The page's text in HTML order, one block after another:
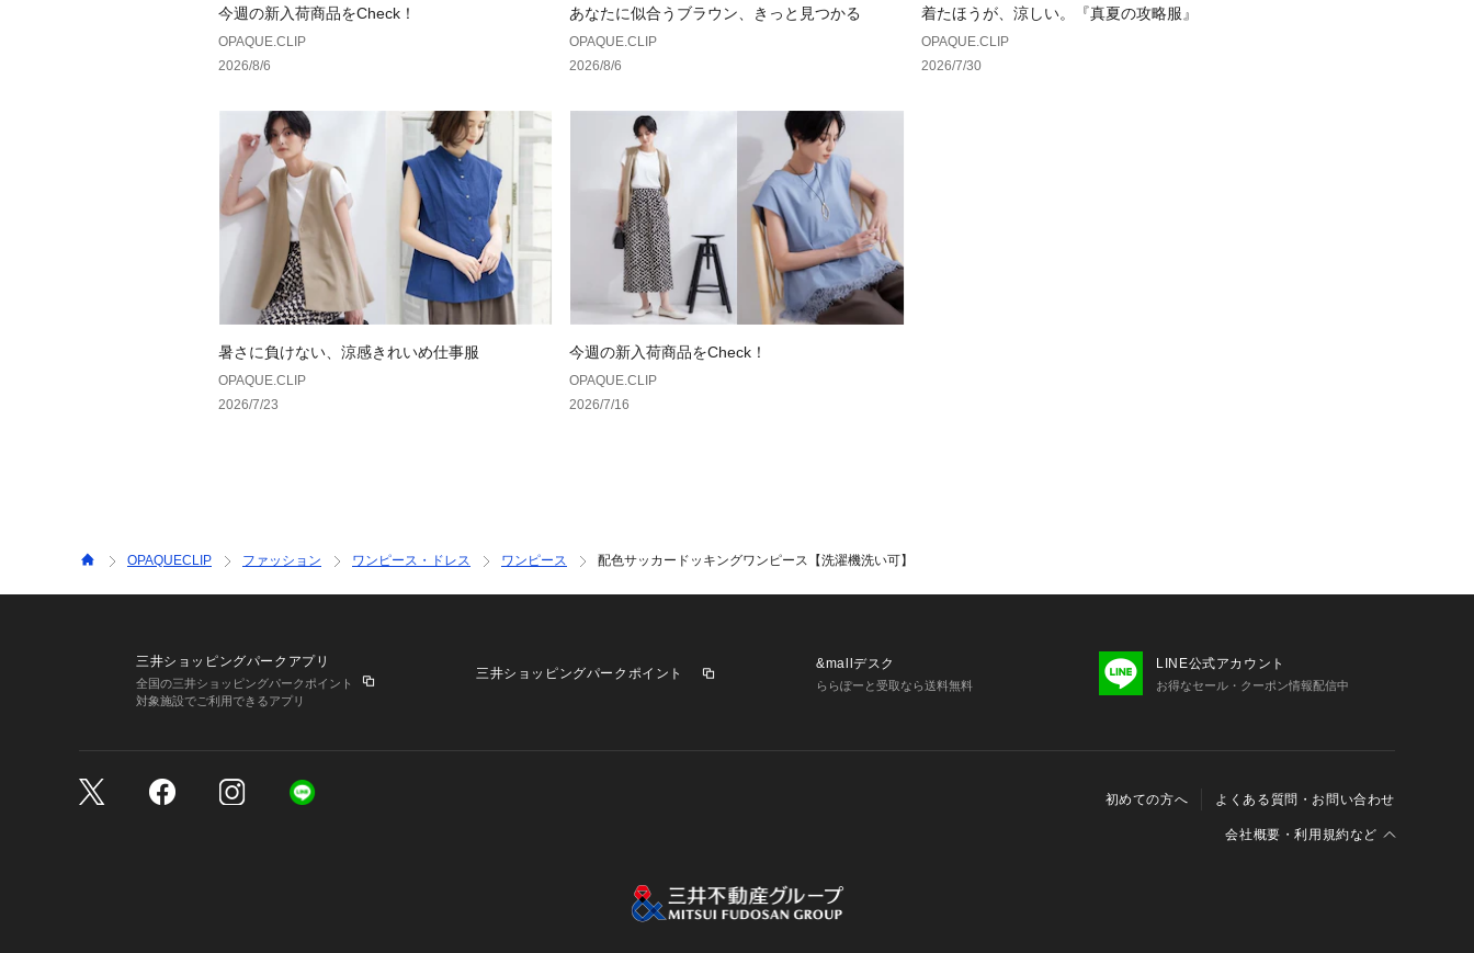
今週の新入荷商品をCheck！
OPAQUE.CLIP
2026/8/6
あなたに似合うブラウン、きっと見つかる
OPAQUE.CLIP
2026/8/6
着たほうが、涼しい。『真夏の攻略服』
OPAQUE.CLIP
2026/7/30
暑さに負けない、涼感きれいめ仕事服
OPAQUE.CLIP
2026/7/23
今週の新入荷商品をCheck！
OPAQUE.CLIP
2026/7/16
OPAQUECLIP ファッション ワンピース・ドレス ワンピース 配色サッカードッキングワンピース【洗濯機洗い可】
三井ショッピングパークアプリ
全国の三井ショッピングパークポイント
対象施設でご利用できるアプリ
三井ショッピングパークポイント
&mallデスク
ららぽーと受取なら送料無料
LINE公式アカウント
お得なセール・クーポン情報配信中
初めての方へ よくある質問・お問い合わせ
会社概要・利用規約など
個人情報保護方針 個人情報の取り扱いについて